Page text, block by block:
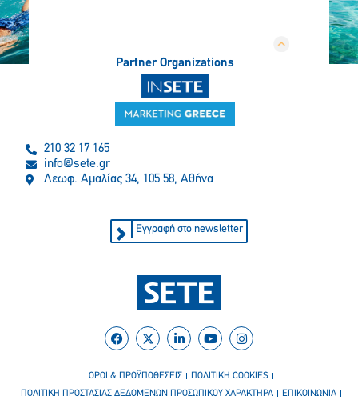
Partner Organizations
210 32 17 165
info@sete.gr
Λεωφ. Αμαλίας 34, 105 58, Αθήνα
Εγγραφή στο newsletter
ΟΡΟΙ & ΠΡΟΫΠΟΘΕΣΕΙΣ
ΠΟΛΙΤΙΚΗ COOKIES
ΠΟΛΙΤΙΚΗ ΠΡΟΣΤΑΣΙΑΣ ΔΕΔΟΜΕΝΩΝ ΠΡΟΣΩΠΙΚΟΥ ΧΑΡΑΚΤΗΡΑ
ΕΠΙΚΟΙΝΩΝΙΑ